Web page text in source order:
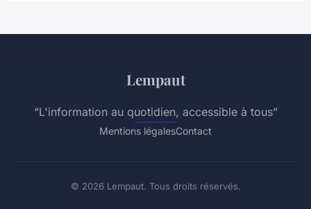
Lempaut
“L'information au quotidien, accessible à tous”
Mentions légalesContact
© 2026 Lempaut. Tous droits réservés.